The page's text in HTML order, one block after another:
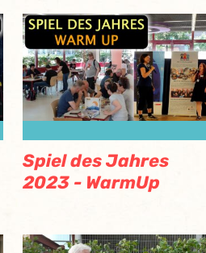
Spiel des Jahres
2023 - WarmUp